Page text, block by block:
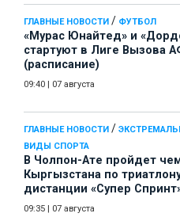
ГЛАВНЫЕ НОВОСТИ / ФУТБОЛ
«Мурас Юнайтед» и
стартуют в Лиге Вызова
(расписание)
09:40 07 августа
ГЛАВНЫЕ НОВОСТИ /
ВИДЫ СПОРТА
В Чолпон-Ате пройдет
Кыргызстана по
дистанции «Супер
09:35 07 августа